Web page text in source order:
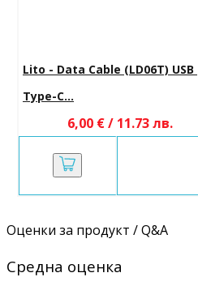
Lito - Data Cable (LD06T) USB
Type-C...
6,00 € / 11.73 лв.
Оценки за продукт / Q&A
Средна оценка